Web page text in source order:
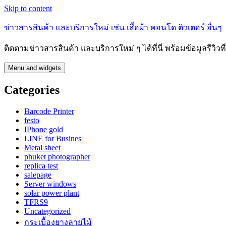
Skip to content
ข่าวสารสินค้า และบริการใหม่ เช่น เสื้อผ้า คอนโด ติวเตอร์ อื่นๆ
ติดตามข่าวสารสินค้า และบริการใหม่ ๆ ได้ที่นี่ พร้อมข้อมูลรีวิว
Menu and widgets
Categories
Barcode Printer
festo
IPhone gold
LINE for Busines
Metal sheet
phuket photographer
replica test
salepage
Server windows
solar power plant
TFRS9
Uncategorized
กระเบื้องยางลายไม้